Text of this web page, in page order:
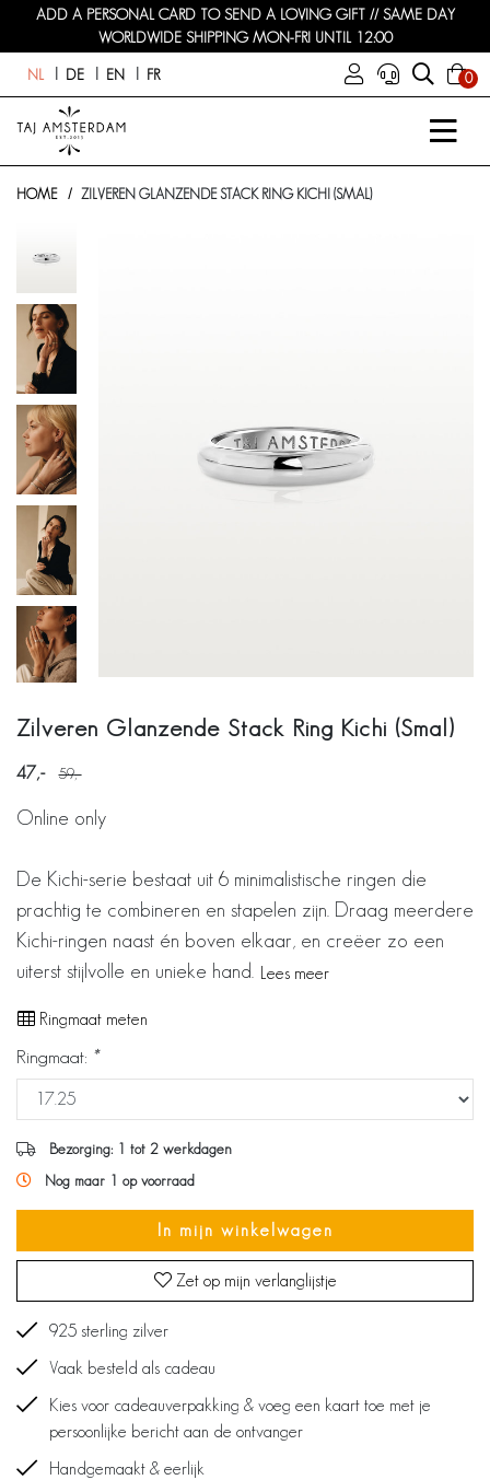
ADD A PERSONAL CARD TO SEND A LOVING GIFT // SAME DAY
WORLDWIDE SHIPPING MON-FRI UNTIL 12:00
NL DE EN FR 0
HOME ZILVEREN GLANZENDE STACK RING KICHI (SMAL)
Zilveren Glanzende Stack Ring Kichi (Smal)
47 59
Online only
De Kichi-serie bestaat uit 6 minimalistische ringen die
prachtig te combineren en stapelen zijn. Draag meerdere
Kichi-ringen naast én boven elkaar, en creëer zo een
uiterst stijlvolle en unieke hand.
Lees meer
Ringmaat meten
Ringmaat: *
Bezorging: 1 tot 2 werkdagen
Nog maar 1 op voorraad
In mijn winkelwagen
Zet op mijn verlanglijstje
925 sterling zilver
Vaak besteld als cadeau
Kies voor cadeauverpakking & voeg een kaart toe met je
persoonlijke bericht aan de ontvanger
Handgemaakt & eerlijk